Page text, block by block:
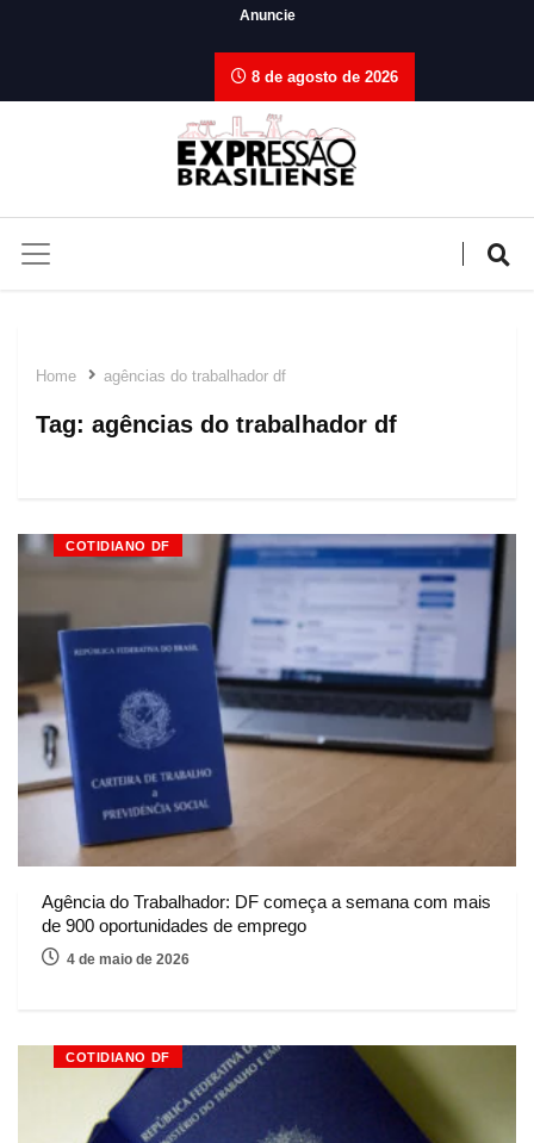
Anuncie
8 de agosto de 2026
Home agências do trabalhador df
Tag: agências do trabalhador df
COTIDIANO DF
Agência do Trabalhador: DF começa a semana com mais
de 900 oportunidades de emprego
4 de maio de 2026
COTIDIANO DF